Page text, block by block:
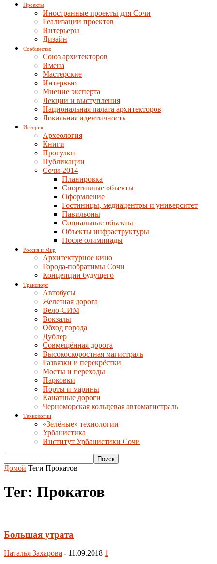
Проекты
Иностранные проекты для Сочи
Реализации проектов
Интерьеры
Дизайн
Сообщество
Союз архитекторов
Имена
Мастерские
Интервью
Мнение эксперта
Лекции и выступления
Национальная палата архитекторов
Локальная идентичность
История
Археология
Книги
Прогулки
Публикации
Сочи-2014
Планировка
Спортивные объекты
Оформление
Гостиницы, медиацентры и университет
Павильоны
Социальные объекты
Объекты инфраструктуры
После олимпиады
Россия и Мир
Архитектурное кино
Города-побратимы Сочи
Концепции будущего
Транспорт
Автобусы
Железная дорога
Вело-СИМ
Вокзалы
Обход города
Дублер
Совмещённая дорога
Высокоскоростная магистраль
Развязки и перекрёстки
Мосты и переходы
Парковки
Порты и марины
Канатные дороги
Черноморская кольцевая автомагистраль
Технологии
«Зелёные» технологии
Урбанистика
Институт Урбанистики Сочи
Домой Теги Прокатов
Тег: Прокатов
Большая утрата
Наталья Захарова - 11.09.2018 1